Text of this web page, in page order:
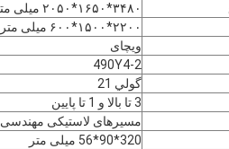
۳۴۸۰*۱۶۵۰*۲۰۵۰ میلی متر
۲۲۰۰*۱۵۰۰*۶۰۰ میلی متر پایین ۲ طرف ۲
ویچای
490Y4-2
گولي 21
3 تا بالا و 1 تا پایین
مسیرهای لاستیکی مهندسی
320*90*56 میلی متر